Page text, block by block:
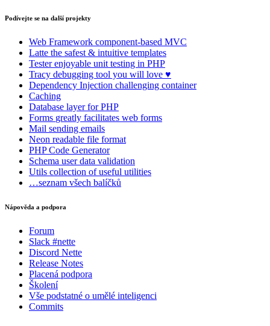
Podívejte se na další projekty
Web Framework component-based MVC
Latte the safest & intuitive templates
Testerenjoyable unit testing in PHP
Tracy debugging tool you will love ♥
Dependency Injection challenging container
Caching
Database layer for PHP
Forms greatly facilitates web forms
Mail sending emails
Neon readable file format
PHP Code Generator
Schema user data validation
Utils collection of useful utilities
…seznam všech balíčků
Nápověda a podpora
Forum
Slack #nette
Discord Nette
Release Notes
Placená podpora
Školení
Vše podstatné o umělé inteligenci
Commits